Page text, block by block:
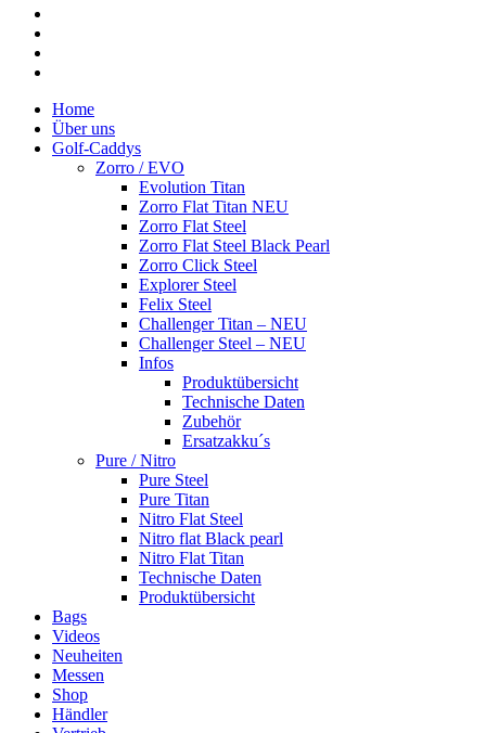
Close
Menu
Home
Über uns
Golf-Caddys
Zorro / EVO
Evolution Titan
Zorro Flat Titan NEU
Zorro Flat Steel
Zorro Flat Steel Black Pearl
Zorro Click Steel
Explorer Steel
Felix Steel
Challenger Titan – NEU
Challenger Steel – NEU
Infos
Produktübersicht
Technische Daten
Zubehör
Ersatzakku´s
Pure / Nitro
Pure Steel
Pure Titan
Nitro Flat Steel
Nitro flat Black pearl
Nitro Flat Titan
Technische Daten
Produktübersicht
Bags
Videos
Neuheiten
Messen
Shop
Händler